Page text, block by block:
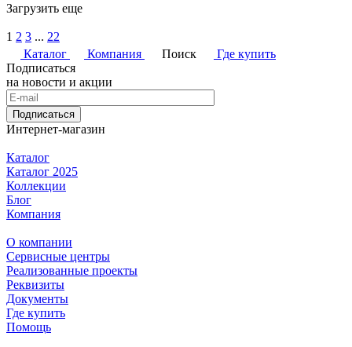
Загрузить еще
1 2 3 ... 22
Каталог
Компания Поиск
Где купить
Подписаться
на новости и акции
Подписаться
Интернет-магазин
Каталог
Каталог 2025
Коллекции
Блог
Компания
О компании
Сервисные центры
Реализованные проекты
Реквизиты
Документы
Где купить
Помощь